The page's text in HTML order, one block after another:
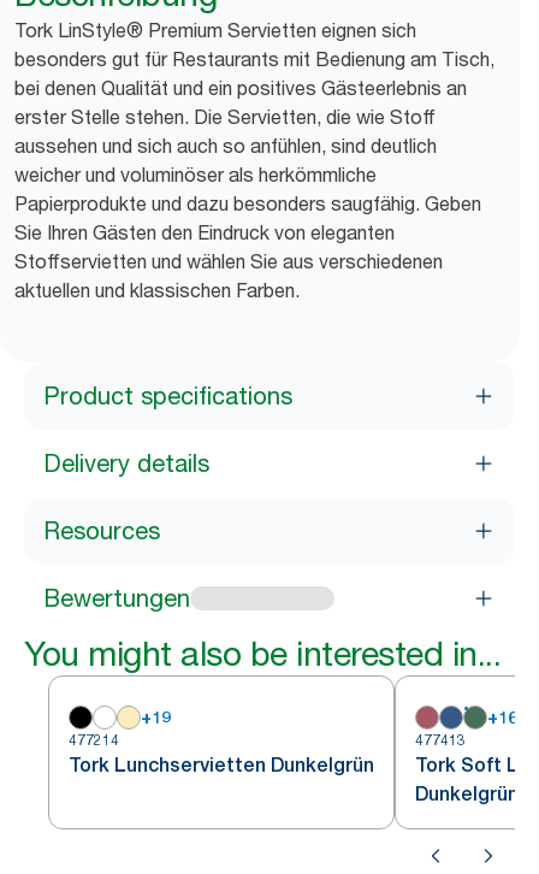
Tork LinStyle® Premium Servietten eignen sich
besonders gut für Restaurants mit Bedienung am Tisch,
bei denen Qualität und ein positives Gästeerlebnis an
erster Stelle stehen. Die Servietten, die wie Stoff
aussehen und sich auch so anfühlen, sind deutlich
weicher und voluminöser als herkömmliche
Papierprodukte und dazu besonders saugfähig. Geben
Sie Ihren Gästen den Eindruck von eleganten
Stoffservietten und wählen Sie aus verschiedenen
aktuellen und klassischen Farben.
Product specifications
Delivery details
Resources
Bewertungen
You might also be interested in...
+19
477214
Tork Lunchservietten Dunkelgrün
+16
477413
Tork Soft
Dunkelgrün